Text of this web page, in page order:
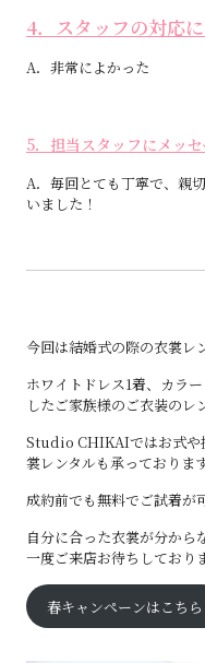
4．スタッフの対応
A．非常によかった
5．担当スタッフにメッセ
A．毎回とても丁寧で、親
いました！
今回は結婚式の際の衣裳レ
ホワイトドレス1着、カラ
したご家族様のご衣装のレ
Studio CHIKAIではお式や
裳レンタルも承っております
成約前でも無料でご試着が
自分に合った衣裳が分から
一度ご来店お待ちしておりま
春キャンペーンはこちら